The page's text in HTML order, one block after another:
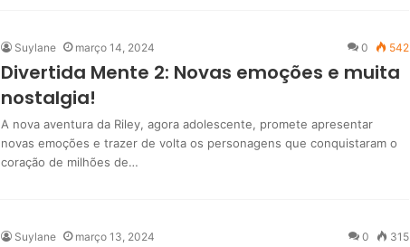
Suylane março 14, 2024 0 542
Divertida Mente 2: Novas emoções e muita
nostalgia!
A nova aventura da Riley, agora adolescente, promete apresentar
novas emoções e trazer de volta os personagens que conquistaram o
coração de milhões de…
Suylane março 13, 2024 0 315